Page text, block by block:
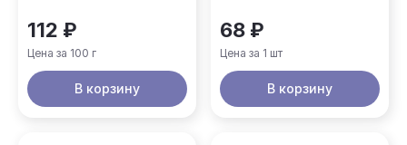
112 ₽
Цена за 100 г
В корзину
68 ₽
Цена за 1 шт
В корзину